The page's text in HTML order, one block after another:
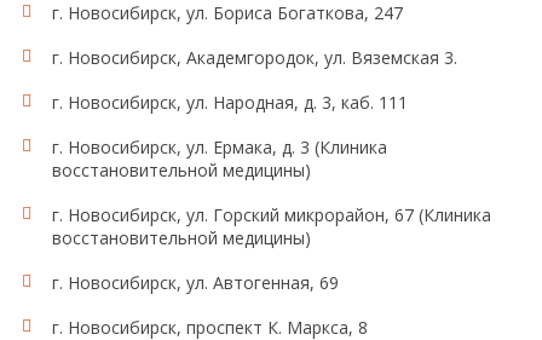
г. Новосибирск, ул. Бориса Богаткова, 247
г. Новосибирск, Академгородок, ул. Вяземская 3.
г. Новосибирск, ул. Народная, д. 3, каб. 111
г. Новосибирск, ул. Ермака, д. 3 (Клиника
восстановительной медицины)
г. Новосибирск, ул. Горский микрорайон, 67 (Клиника
восстановительной медицины)
г. Новосибирск, ул. Автогенная, 69
г. Новосибирск, проспект К. Маркса, 8